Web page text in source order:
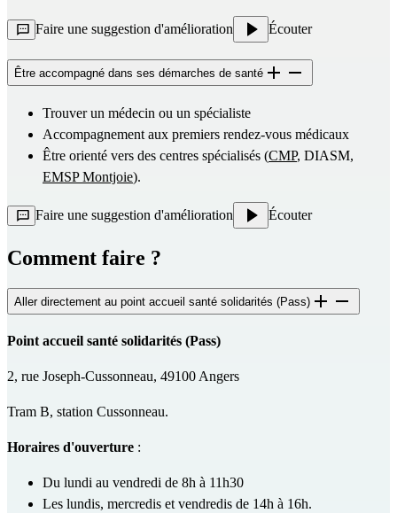
Faire une suggestion d'amélioration Écouter
Être accompagné dans ses démarches de santé
Trouver un médecin ou un spécialiste
Accompagnement aux premiers rendez-vous médicaux
Être orienté vers des centres spécialisés (CMP
EMSP Montjoie).
Faire une suggestion d'amélioration Écouter
Comment faire ?
Aller directement au point accueil santé solidarités (Pass)
Point accueil santé solidarités (Pass)
2, rue Joseph-Cussonneau, 49100 Angers
Tram B, station Cussonneau.
Horaires d'ouverture :
Du lundi au vendredi de 8h à 11h30
Les lundis, mercredis et vendredis de 14h à 16h.